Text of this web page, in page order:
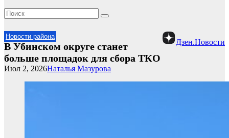
Новости района
Дзен.Новости
В Убинском округе станет
больше площадок для сбора ТКО
Наталья Мазурова
Июл 2, 2026